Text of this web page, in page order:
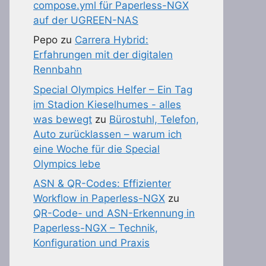
compose.yml für Paperless-NGX
auf der UGREEN-NAS
Pepo zu Carrera Hybrid:
Erfahrungen mit der digitalen
Rennbahn
Special Olympics Helfer – Ein Tag
im Stadion Kieselhumes - alles
was bewegt zu Bürostuhl, Telefon,
Auto zurücklassen – warum ich
eine Woche für die Special
Olympics lebe
ASN & QR-Codes: Effizienter
Workflow in Paperless-NGX zu
QR-Code- und ASN-Erkennung in
Paperless-NGX – Technik,
Konfiguration und Praxis